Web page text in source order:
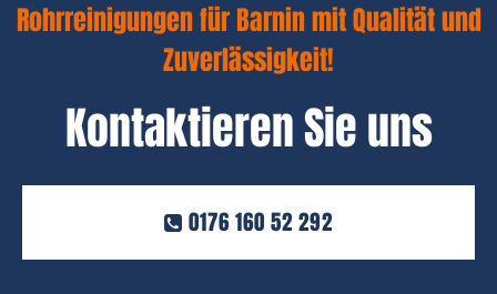
Rohrreinigungen für Barnin mit Qualität und
Zuverlässigkeit!
Kontaktieren Sie uns
0176 160 52 292